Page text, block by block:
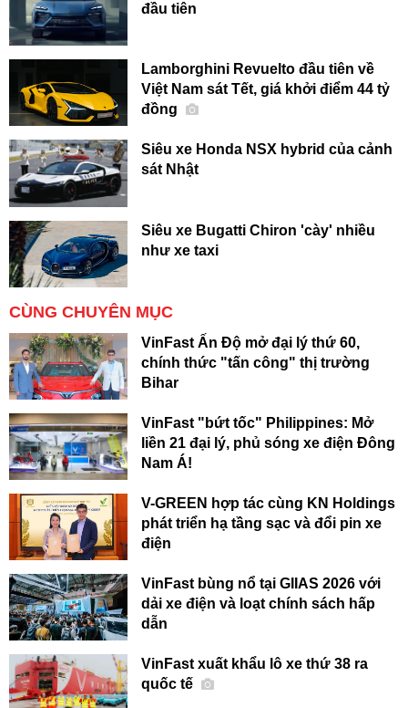
đầu tiên
Lamborghini Revuelto đầu tiên về
Việt Nam sát Tết, giá khởi điểm 44 tỷ
đồng
Siêu xe Honda NSX hybrid của cảnh
sát Nhật
Siêu xe Bugatti Chiron 'cày' nhiều
như xe taxi
CÙNG CHUYÊN MỤC
VinFast Ấn Độ mở đại lý thứ 60,
chính thức "tấn công" thị trường
Bihar
VinFast "bứt tốc" Philippines: Mở
liền 21 đại lý, phủ sóng xe điện Đông
Nam Á!
V-GREEN hợp tác cùng KN Holdings
phát triển hạ tầng sạc và đổi pin xe
điện
VinFast bùng nổ tại GIIAS 2026 với
dải xe điện và loạt chính sách hấp
dẫn
VinFast xuất khẩu lô xe thứ 38 ra
quốc tế